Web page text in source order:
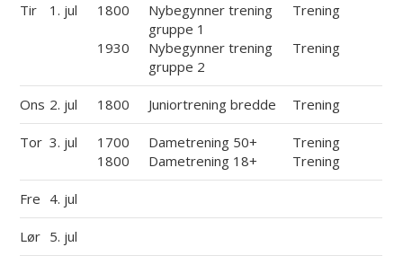
Tir 1. jul 1800
Nybegynner trening
gruppe 1
Trening
1930
Nybegynner trening
gruppe 2
Trening
Ons 2. jul 1800 Juniortrening bredde Trening
Tor 3. jul 1700 Dametrening 50+
Trening
1800
Dametrening 18+ Trening
Fre 4. jul
Lør 5. jul